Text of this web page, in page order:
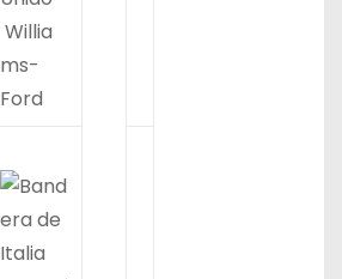
Willia
ms-
Ford